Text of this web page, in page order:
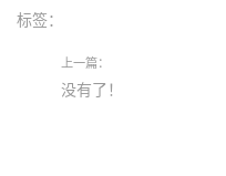
标签：
上一篇：
没有了！